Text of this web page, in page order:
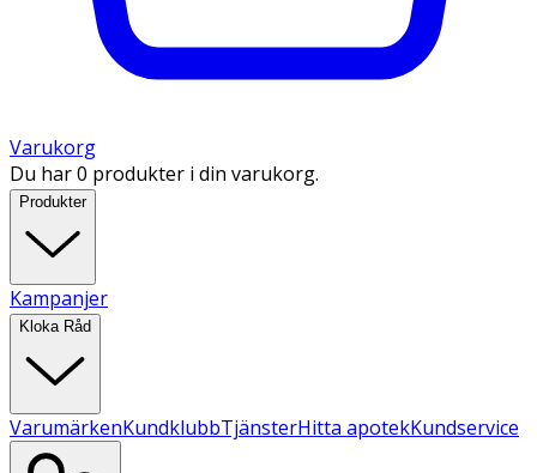
Varukorg
Du har 0 produkter i din varukorg.
Produkter
Kampanjer
Kloka Råd
VarumärkenKundklubbTjänsterHitta apotekKundservice